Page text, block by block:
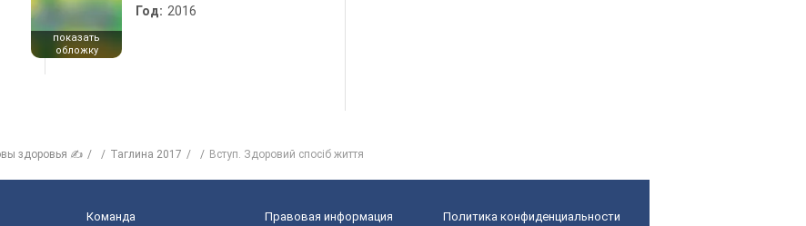
показать
обложку
Год: 2016
здоровья ✍ Таглина 2017 Вступ. Здоровий спосіб життя
Команда Правовая информация Политика конфиденциальности